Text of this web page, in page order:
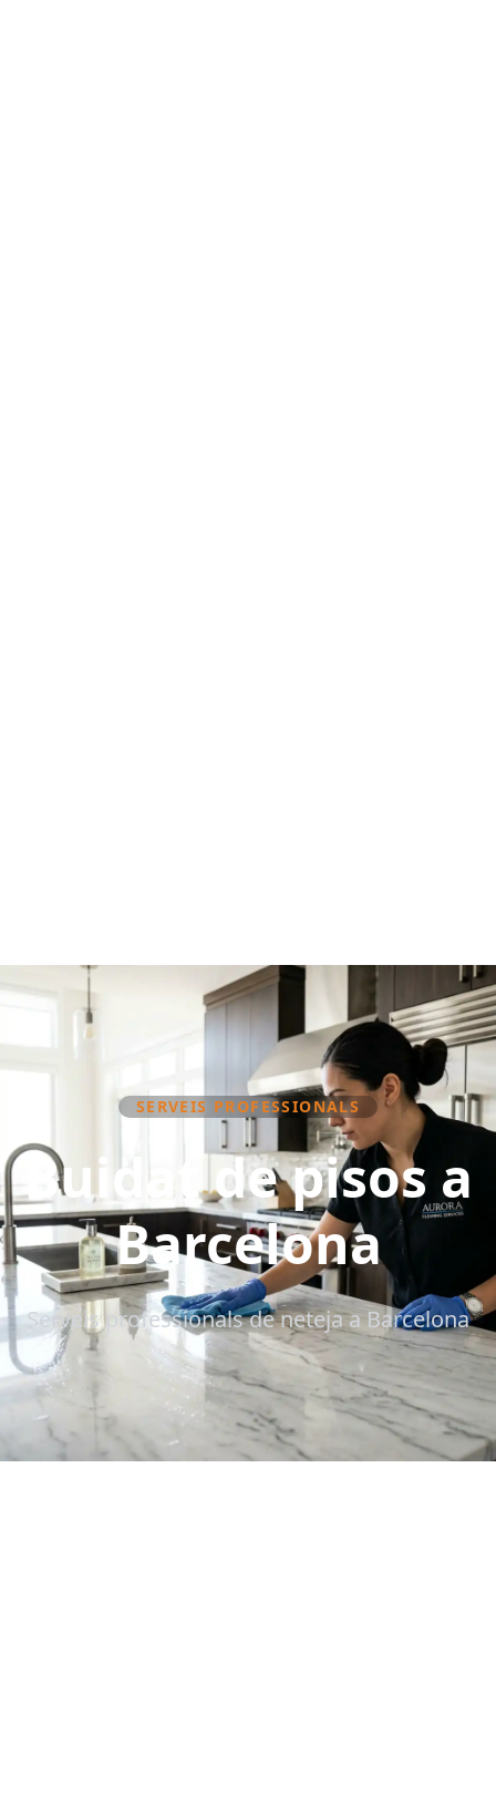
SERVEIS PROFESSIONALS
Buidat de pisos a
Barcelona
Serveis professionals de neteja a Barcelona